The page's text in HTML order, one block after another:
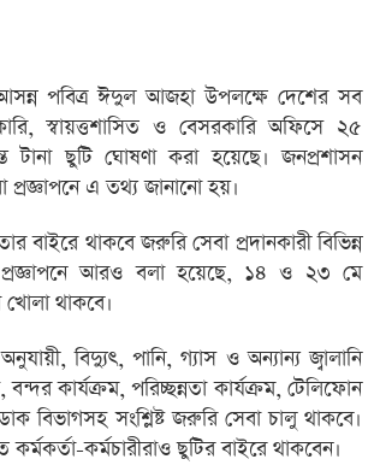
পবিত্র ঈদুল আজহা উপলক্ষে দেশের সব
স্বায়ত্তশাসিত ও বেসরকারি অফিসে ২৫
টানা ছুটি ঘোষণা করা হয়েছে। জনপ্রশাসন
প্রজ্ঞাপনে এ তথ্য জানানো হয়।
থাকবে জরুরি সেবা প্রদানকারী বিভিন্ন
প্রজ্ঞাপনে আরও বলা হয়েছে, ১৪ ও ২৩ মে
থাকবে।
বিদ্যুৎ, পানি, গ্যাস ও অন্যান্য জ্বালানি
বন্দর কার্যক্রম, পরিচ্ছন্নতা কার্যক্রম, টেলিফোন
বিভাগসহ সংশ্লিষ্ট জরুরি সেবা চালু থাকবে।
কর্মচারীরাও ছুটির বাইরে থাকবেন।